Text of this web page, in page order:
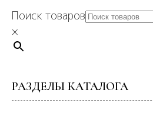
Поиск товаров
×
РАЗДЕЛЫ КАТАЛОГА